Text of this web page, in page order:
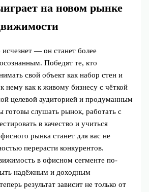
на новом рынке
— он станет более
Победят те, кто
свой объект как набор стен и
нему как к живому бизнесу с чёткой
целевой аудиторией и продуманным
готовы слушать рынок, работать с
в качество и учиться
рынка станет для вас не
перерасти конкурентов.
в офисном сегменте по-
надёжным и доходным
результат зависит не только от